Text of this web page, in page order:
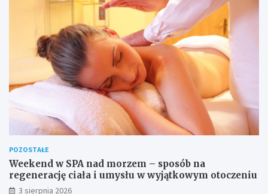
POZOSTAŁE
Weekend w SPA nad morzem – sposób na
regenerację ciała i umysłu w wyjątkowym otoczeniu
3 sierpnia 2026